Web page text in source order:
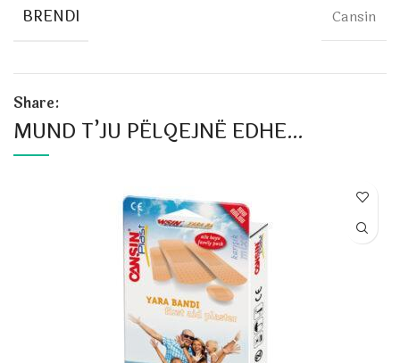
BRENDI Cansin
Share:
MUND T’JU PËLQEJNË EDHE…